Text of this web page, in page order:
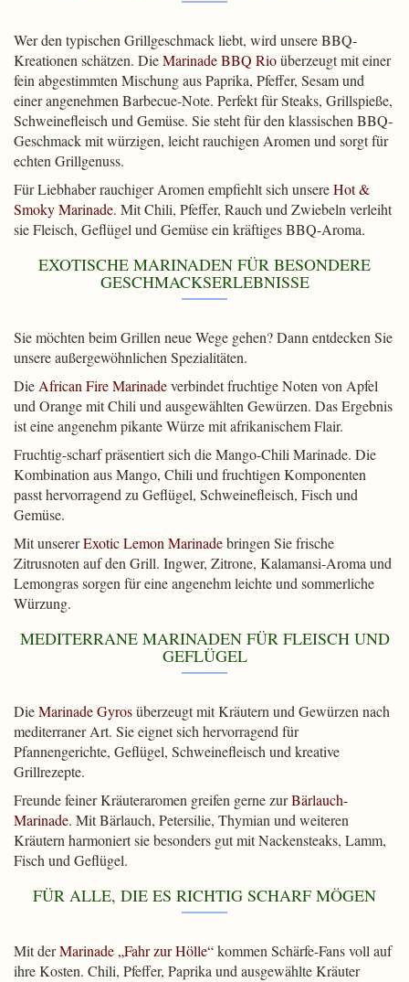
Wer den typischen Grillgeschmack liebt, wird unsere BBQ-
Kreationen schätzen. DieMarinade BBQ Rioüberzeugt mit einer
fein abgestimmten Mischung aus Paprika, Pfeffer, Sesam und
einer angenehmen Barbecue-Note. Perfekt für Steaks, Grillspieße,
Schweinefleisch und Gemüse. Sie steht für den klassischen BBQ-
Geschmack mit würzigen, leicht rauchigen Aromen und sorgt für
echten Grillgenuss.
Für Liebhaber rauchiger Aromen empfiehlt sich unsereHot &
Smoky Marinade. Mit Chili, Pfeffer, Rauch und Zwiebeln verleiht
sie Fleisch, Geflügel und Gemüse ein kräftiges BBQ-Aroma.
EXOTISCHE MARINADEN FÜR BESONDERE
GESCHMACKSERLEBNISSE
Sie möchten beim Grillen neue Wege gehen? Dann entdecken Sie
unsere außergewöhnlichen Spezialitäten.
Die African Fire Marinadeverbindet fruchtige Noten von Apfel
und Orange mit Chili und ausgewählten Gewürzen. Das Ergebnis
ist eine angenehm pikante Würze mit afrikanischem Flair.
Fruchtig-scharf präsentiert sich die Mango-Chili Marinade. Die
Kombination aus Mango, Chili und fruchtigen Komponenten
passt hervorragend zu Geflügel, Schweinefleisch, Fisch und
Gemüse.
Mit unsererExotic Lemon Marinadebringen Sie frische
Zitrusnoten auf den Grill. Ingwer, Zitrone, Kalamansi-Aroma und
Lemongras sorgen für eine angenehm leichte und sommerliche
Würzung.
MEDITERRANE MARINADEN FÜR FLEISCH UND
GEFLÜGEL
DieMarinade Gyrosüberzeugt mit Kräutern und Gewürzen nach
mediterraner Art. Sie eignet sich hervorragend für
Pfannengerichte, Geflügel, Schweinefleisch und kreative
Grillrezepte.
Freunde feiner Kräuteraromen greifen gerne zurBärlauch-
Marinade. Mit Bärlauch, Petersilie, Thymian und weiteren
Kräutern harmoniert sie besonders gut mit Nackensteaks, Lamm,
Fisch und Geflügel.
FÜR ALLE, DIE ES RICHTIG SCHARF MÖGEN
Mit derMarinade „Fahr zur Hölle“kommen Schärfe-Fans voll auf
ihre Kosten. Chili, Pfeffer, Paprika und ausgewählte Kräuter